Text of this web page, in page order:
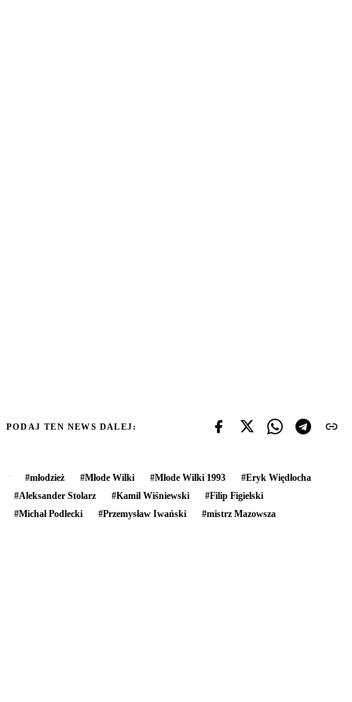
PODAJ TEN NEWS DALEJ:
#młodzież #Młode Wilki #Młode Wilki 1993 #Eryk Więdłocha
#Aleksander Stolarz #Kamil Wiśniewski #Filip Figielski
#Michał Podlecki #Przemysław Iwański #mistrz Mazowsza